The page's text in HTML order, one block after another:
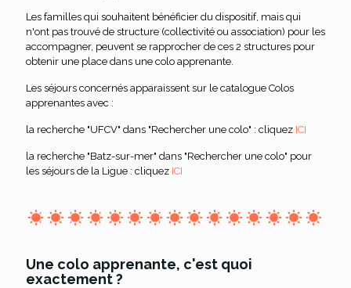
Les familles qui souhaitent bénéficier du dispositif, mais qui
n'ont pas trouvé de structure (collectivité ou association) pour les
accompagner, peuvent se rapprocher de ces 2 structures pour
obtenir une place dans une colo apprenante.
Les séjours concernés apparaissent sur le catalogue Colos
apprenantes avec :
la recherche "UFCV" dans "Rechercher une colo" : cliquez ICI
la recherche "Batz-sur-mer" dans "Rechercher une colo" pour
les séjours de la Ligue : cliquez ICI
Une colo apprenante, c'est quoi
exactement ?